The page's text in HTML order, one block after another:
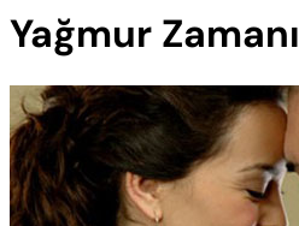
Yağmur Zamanı